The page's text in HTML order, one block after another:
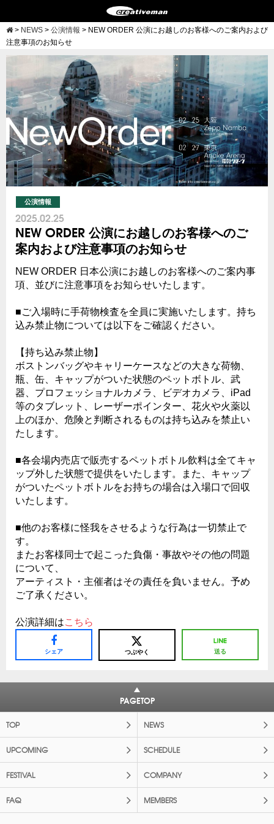
> NEWS > 公演情報 > NEW ORDER 公演にお越しのお客様へのご案内および
注意事項のお知らせ
公演情報
2025.02.25
NEW ORDER 公演にお越しのお客様へのご
案内および注意事項のお知らせ
NEW ORDER 日本公演にお越しのお客様へのご案内事
項、並びに注意事項をお知らせいたします。
■ご入場時に手荷物検査を全員に実施いたします。持ち
込み禁止物については以下をご確認ください。
【持ち込み禁止物】
ボストンバッグやキャリーケースなどの大きな荷物、
瓶、缶、キャップがついた状態のペットボトル、武
器、プロフェッショナルカメラ、ビデオカメラ、iPad
等のタブレット、レーザーポインター、花火や火薬以
上のほか、危険と判断されるものは持ち込みを禁止い
たします。
■各会場内売店で販売するペットボトル飲料は全てキャ
ップ外した状態で提供をいたします。また、キャップ
がついたペットボトルをお持ちの場合は入場口で回収
いたします。
■他のお客様に怪我をさせるような行為は一切禁止で
す。
またお客様同士で起こった負傷・事故やその他の問題
について、
アーティスト・主催者はその責任を負いません。予め
ご了承ください。
公演詳細はこちら
シェア つぶやく 送る
PAGETOP
TOP NEWS
UPCOMING SCHEDULE
FESTIVAL COMPANY
FAQ MEMBERS